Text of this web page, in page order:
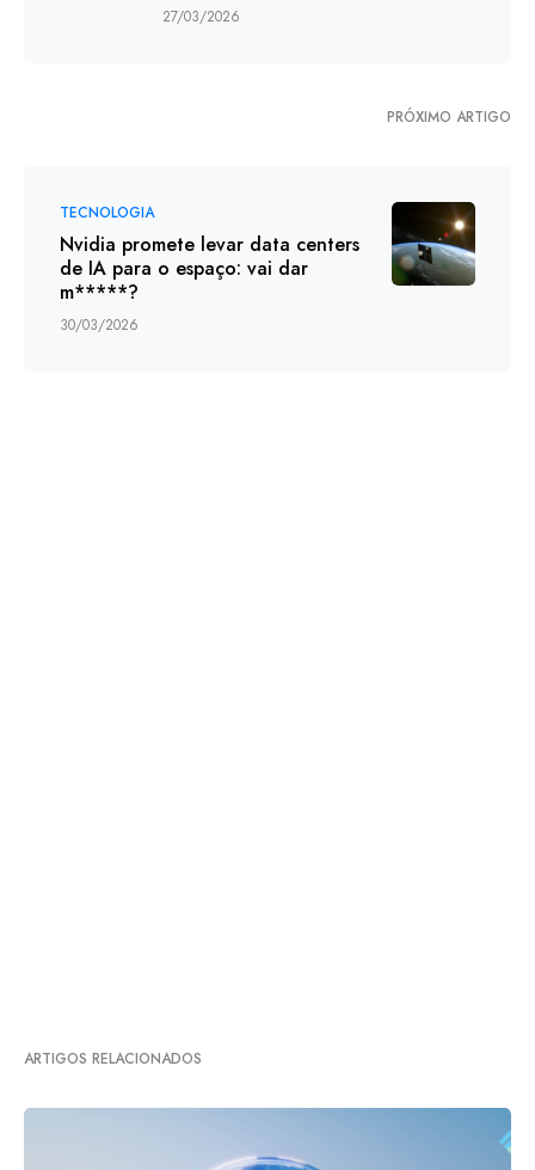
27/03/2026
PRÓXIMO ARTIGO
TECNOLOGIA
Nvidia promete levar data centers
de IA para o espaço: vai dar
m*****?
30/03/2026
ARTIGOS RELACIONADOS